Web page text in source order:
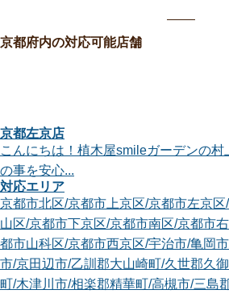
京都府内の対応可能店舗
京都左京店
こんにちは！植木屋smileガーデンの
の事を安心...
対応エリア
京都市北区/京都市上京区/京都市左京区/
山区/京都市下京区/京都市南区/京都市
都市山科区/京都市西京区/宇治市/亀岡市
市/京田辺市/乙訓郡大山崎町/久世郡久
町/木津川市/相楽郡精華町/高槻市/三島